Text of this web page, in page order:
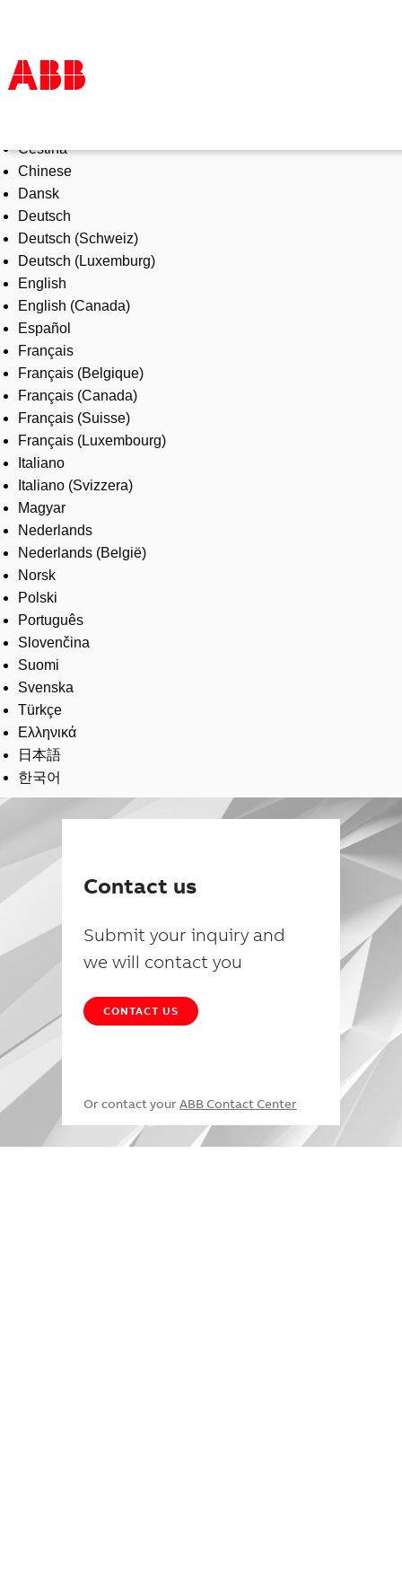
Products & Solutions
Industries
Services
About us
Where to buy
Contact us
Careers
Čeština
Chinese
Dansk
Deutsch
Deutsch (Schweiz)
Deutsch (Luxemburg)
English
English (Canada)
Español
Français
Français (Belgique)
Français (Canada)
Français (Suisse)
Français (Luxembourg)
Italiano
Italiano (Svizzera)
Magyar
Nederlands
Nederlands (België)
Norsk
Polski
Português
Slovenčina
Suomi
Svenska
Türkçe
Ελληνικά
日本語
한국어
Contact us
Submit your inquiry and
we will contact you
CONTACT US
Or contact your ABB Contact Center